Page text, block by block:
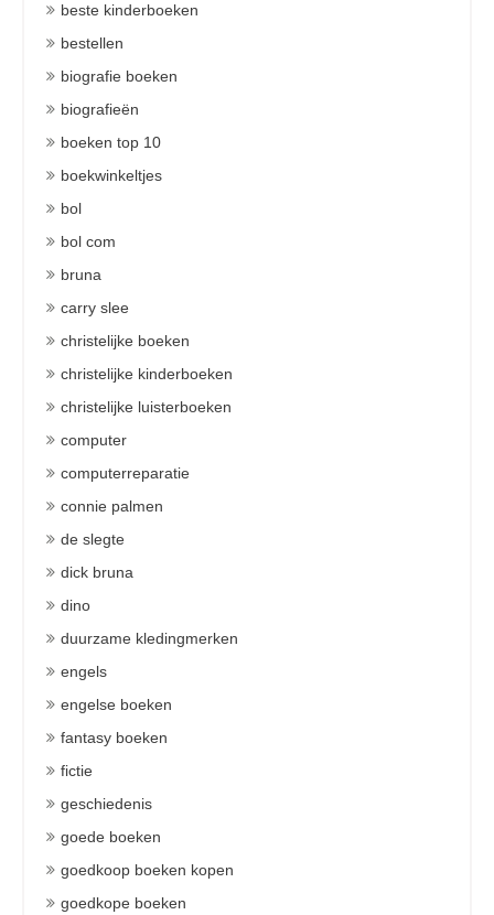
beste kinderboeken
bestellen
biografie boeken
biografieën
boeken top 10
boekwinkeltjes
bol
bol com
bruna
carry slee
christelijke boeken
christelijke kinderboeken
christelijke luisterboeken
computer
computerreparatie
connie palmen
de slegte
dick bruna
dino
duurzame kledingmerken
engels
engelse boeken
fantasy boeken
fictie
geschiedenis
goede boeken
goedkoop boeken kopen
goedkope boeken